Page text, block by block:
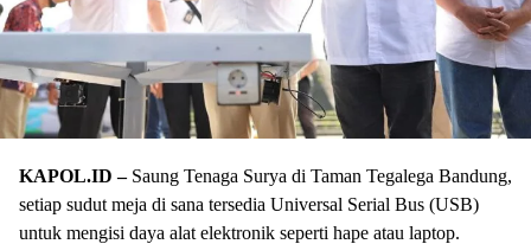
KAPOL.ID –Saung Tenaga Surya di Taman Tegalega Bandung,
setiap sudut meja di sana tersedia Universal Serial Bus (USB)
untuk mengisi daya alat elektronik seperti hape atau laptop.